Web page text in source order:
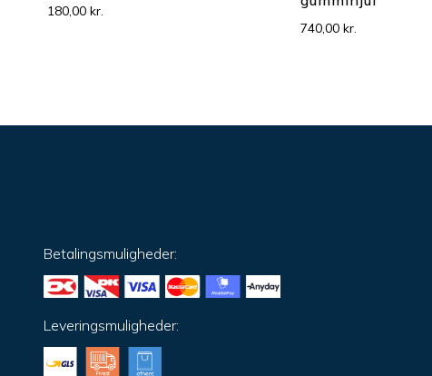
180,00kr.
740,00kr.
Betalingsmuligheder:
Leveringsmuligheder: